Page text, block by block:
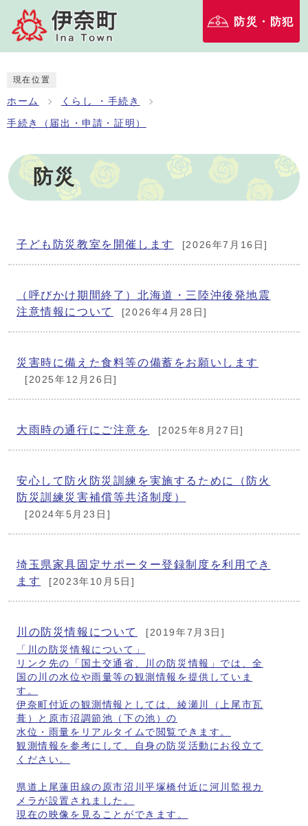
防災・防犯
現在位置
ホーム くらし ・手続き
手続き（届出・申請・証明）
防災
子ども防災教室を開催します [2026年7月16日]
（呼びかけ期間終了）北海道・三陸沖後発地震
注意情報について
[2026年4月28日]
災害時に備えた食料等の備蓄をお願いします
[2025年12月26日]
大雨時の通行にご注意を [2025年8月27日]
安心して防火防災訓練を実施するために（防火
防災訓練災害補償等共済制度）
[2024年5月23日]
埼玉県家具固定サポーター登録制度を利用でき
ます
[2023年10月5日]
川の防災情報について
[2019年7月3日]
「川の防災情報について」
リンク先の「国土交通省、川の防災情報」では、全
国の川の水位や雨量等の観測情報を提供していま
す。
伊奈町付近の観測情報としては、綾瀬川（上尾市瓦
葺）と原市沼調節池（下の池）の
水位・雨量をリアルタイムで閲覧できます。
観測情報を参考にして、自身の防災活動にお役立て
ください。
県道上尾蓮田線の原市沼川平塚橋付近に河川監視カ
メラが設置されました。
現在の映像を見ることができます。